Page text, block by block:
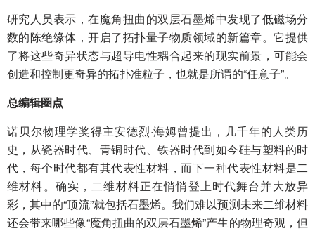
研究人员表示，在魔角扭曲的双层石墨烯中发现了低磁场分
数的陈绝缘体，开启了拓扑量子物质领域的新篇章。它提供
了将这些奇异状态与超导电性耦合起来的现实前景，可能会
创造和控制更奇异的拓扑准粒子，也就是所谓的“任意子”。
总编辑圈点
诺贝尔物理学奖得主安德烈·海姆曾提出，几千年的人类历
史，从瓷器时代、青铜时代、铁器时代到如今硅与塑料的时
代，每个时代都有其代表性材料，而下一种代表性材料是二
维材料。确实，二维材料正在悄悄登上时代舞台并大放异
彩，其中的“顶流”就包括石墨烯。我们难以预测未来二维材料
还会带来哪些像“魔角扭曲的双层石墨烯”产生的物理奇观，但